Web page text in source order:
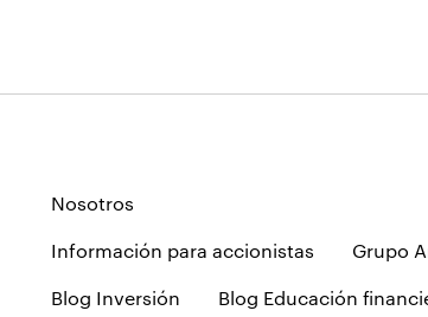
Nosotros
Información para accionistas Grupo
Blog Inversión Blog Educación